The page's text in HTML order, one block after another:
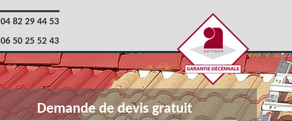
04 82 29 44 53
06 50 25 52 43
Demande de devis gratuit